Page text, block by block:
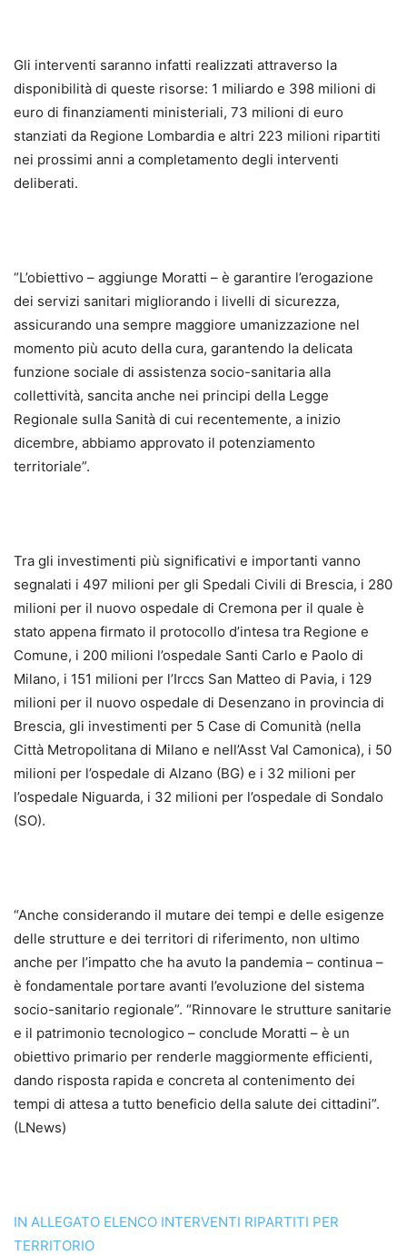
Gli interventi saranno infatti realizzati attraverso la
disponibilità di queste risorse: 1 miliardo e 398 milioni di
euro di finanziamenti ministeriali, 73 milioni di euro
stanziati da Regione Lombardia e altri 223 milioni ripartiti
nei prossimi anni a completamento degli interventi
deliberati.
“L’obiettivo – aggiunge Moratti – è garantire l’erogazione
dei servizi sanitari migliorando i livelli di sicurezza,
assicurando una sempre maggiore umanizzazione nel
momento più acuto della cura, garantendo la delicata
funzione sociale di assistenza socio-sanitaria alla
collettività, sancita anche nei principi della Legge
Regionale sulla Sanità di cui recentemente, a inizio
dicembre, abbiamo approvato il potenziamento
territoriale”.
Tra gli investimenti più significativi e importanti vanno
segnalati i 497 milioni per gli Spedali Civili di Brescia, i 280
milioni per il nuovo ospedale di Cremona per il quale è
stato appena firmato il protocollo d’intesa tra Regione e
Comune, i 200 milioni l’ospedale Santi Carlo e Paolo di
Milano, i 151 milioni per l’Irccs San Matteo di Pavia, i 129
milioni per il nuovo ospedale di Desenzano in provincia di
Brescia, gli investimenti per 5 Case di Comunità (nella
Città Metropolitana di Milano e nell’Asst Val Camonica), i 50
milioni per l’ospedale di Alzano (BG) e i 32 milioni per
l’ospedale Niguarda, i 32 milioni per l’ospedale di Sondalo
(SO).
“Anche considerando il mutare dei tempi e delle esigenze
delle strutture e dei territori di riferimento, non ultimo
anche per l’impatto che ha avuto la pandemia – continua –
è fondamentale portare avanti l’evoluzione del sistema
socio-sanitario regionale”. “Rinnovare le strutture sanitarie
e il patrimonio tecnologico – conclude Moratti – è un
obiettivo primario per renderle maggiormente efficienti,
dando risposta rapida e concreta al contenimento dei
tempi di attesa a tutto beneficio della salute dei cittadini”.
(LNews)
IN ALLEGATO ELENCO INTERVENTI RIPARTITI PER
TERRITORIO